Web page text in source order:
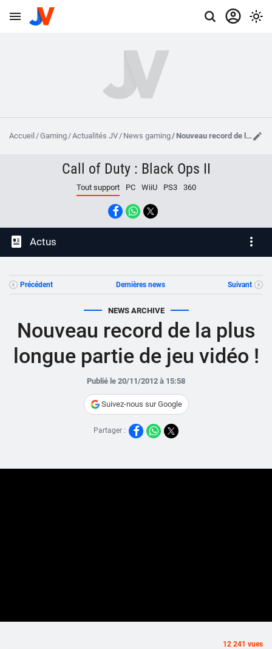
Accueil Gaming Actualités JV News gaming Nouveau record de la plus longue partie de jeu vidéo !
Call of Duty : Black Ops II
Tout support PC WiiU PS3 360
Actus
Précédent Suivant
Dernières news
NEWS ARCHIVE
Nouveau record de la plus
longue partie de jeu vidéo !
Publié le 20/11/2012 à 15:58
Suivez-nous sur Google
Partager :
12 241 vues